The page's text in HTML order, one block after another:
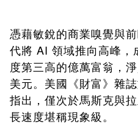
憑藉敏銳的商業嗅覺與
代將 AI 領域推向高峰，
度第三高的億萬富翁，
美元。美國《財富》雜
指出，僅次於馬斯克與
長速度堪稱現象級。